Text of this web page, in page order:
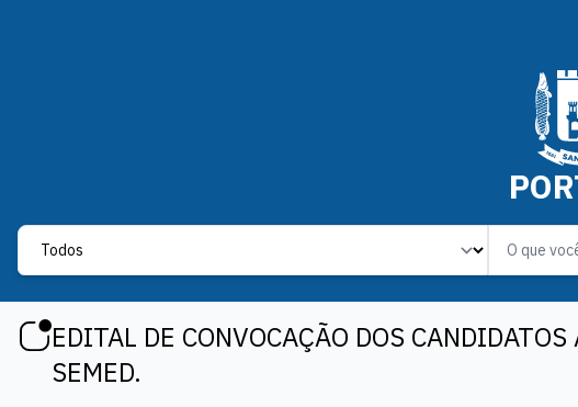
Label
EDITAL DE CONVOCAÇÃO DOS
SEMED.